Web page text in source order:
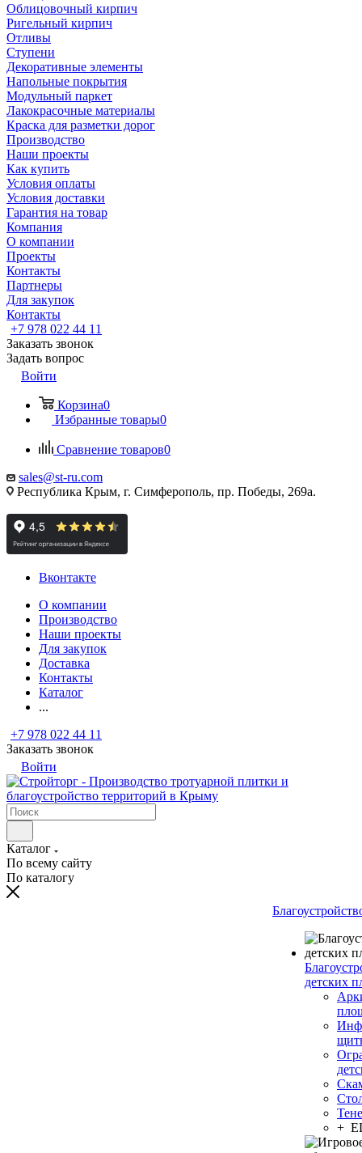
Облицовочный кирпич
Ригельный кирпич
Отливы
Ступени
Декоративные элементы
Напольные покрытия
Модульный паркет
Лакокрасочные материалы
Краска для разметки дорог
Производство
Наши проекты
Как купить
Условия оплаты
Условия доставки
Гарантия на товар
Компания
О компании
Проекты
Контакты
Партнеры
Для закупок
Контакты
+7 978 022 44 11
Заказать звонок
Задать вопрос
Войти
Корзина0
Избранные товары0
Сравнение товаров0
sales@st-ru.com
Республика Крым, г. Симферополь, пр. Победы, 269а.
Вконтакте
О компании
Производство
Наши проекты
Для закупок
Доставка
Контакты
Каталог
...
+7 978 022 44 11
Заказать звонок
Войти
Каталог
По всему сайту
По каталогу
детских
+